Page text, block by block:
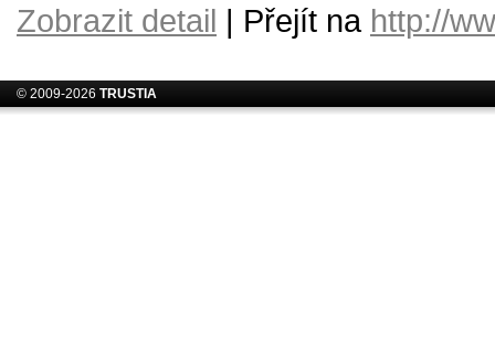
Zobrazit detail | Přejít na http://
© 2009-2026 TRUSTIA